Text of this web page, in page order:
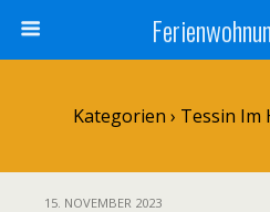
Kategorien › Tessin Im
15. NOVEMBER 2023